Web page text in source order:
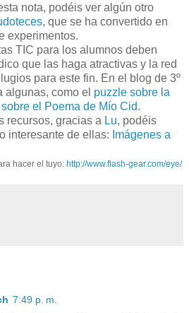
nota, podéis ver algún otro
, que se ha convertido en
experimentos.
TIC para los alumnos deben
que las haga atractivas y la red
para este fin. En el blog de 3º
algunas, como el puzzle sobre la
el Poema de Mío Cid.
recursos, gracias a Lu, podéis
interesante de ellas: Imágenes a
hacer el tuyo: http://www.flash-gear.com/eye/
7:49 p. m.